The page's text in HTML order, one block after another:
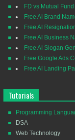
FD vs Mutual
Free AI Brand
Free AI
Free AI Business
Free AI Slogan
Free Google Ads
Free AI Landing
Tutorials
Programming
DSA
Web Technology